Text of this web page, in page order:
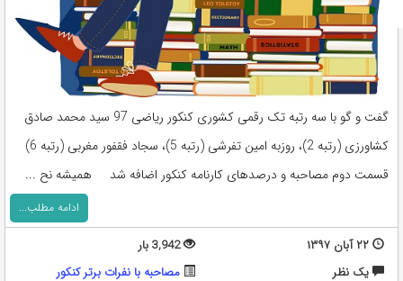
گفت و گو با سه رتبه تک رقمی کشوری کنکور ریاضی 97 سید محمد صادق
کشاورزی (رتبه 2)، روزبه امین تفرشی (رتبه 5)، سجاد فقفور مغربی (رتبه 6)
قسمت دوم مصاحبه و درصدهای کارنامه کنکور اضافه شد همیشه نح ...
ادامه مطلب...
۲۲ آبان ۱۳۹۷
3,942 بار
يک نظر
مصاحبه با نفرات برتر کنکور